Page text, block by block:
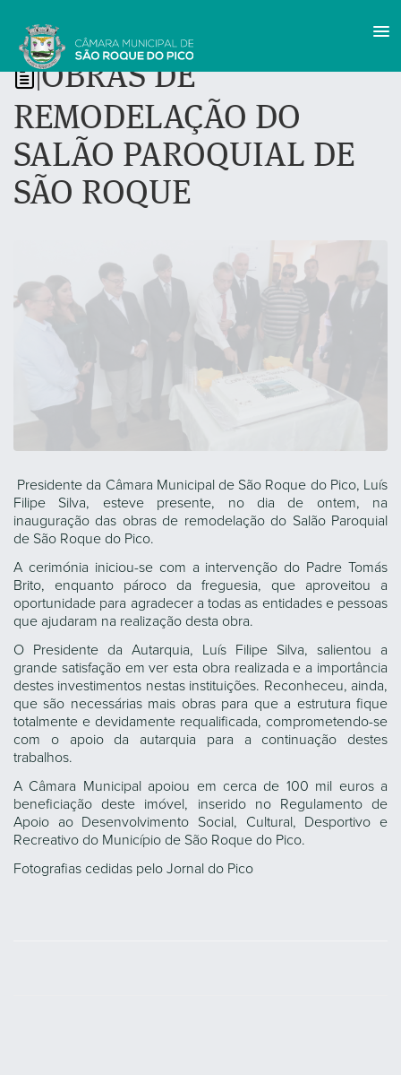
OBRAS DE
REMODELAÇÃO DO
SALÃO PAROQUIAL DE
SÃO ROQUE
Presidente da Câmara Municipal de São Roque do Pico, Luís
Filipe Silva, esteve presente, no dia de ontem, na
inauguração das obras de remodelação do Salão Paroquial
de São Roque do Pico.
A cerimónia iniciou-se com a intervenção do Padre Tomás
Brito, enquanto pároco da freguesia, que aproveitou a
oportunidade para agradecer a todas as entidades e pessoas
que ajudaram na realização desta obra.
O Presidente da Autarquia, Luís Filipe Silva, salientou a
grande satisfação em ver esta obra realizada e a importância
destes investimentos nestas instituições. Reconheceu, ainda,
que são necessárias mais obras para que a estrutura fique
totalmente e devidamente requalificada, comprometendo-se
com o apoio da autarquia para a continuação destes
trabalhos.
A Câmara Municipal apoiou em cerca de 100 mil euros a
beneficiação deste imóvel, inserido no Regulamento de
Apoio ao Desenvolvimento Social, Cultural, Desportivo e
Recreativo do Município de São Roque do Pico.
Fotografias cedidas pelo Jornal do Pico